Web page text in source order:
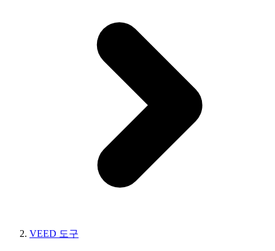
VEED 도구